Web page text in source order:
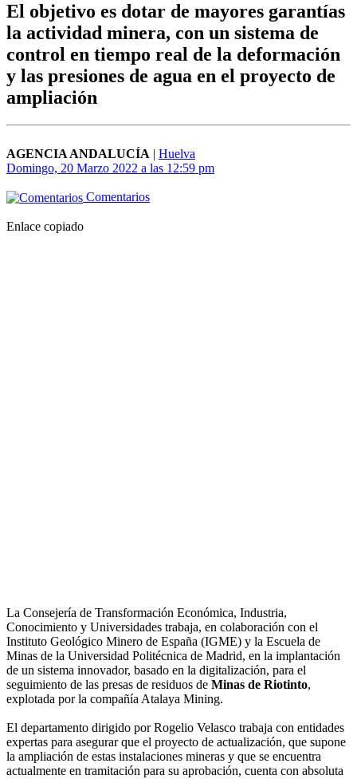
El objetivo es dotar de mayores garantías
la actividad minera, con un sistema de
control en tiempo real de la deformación
y las presiones de agua en el proyecto de
ampliación
AGENCIA ANDALUCÍA | Huelva
Domingo, 20 Marzo 2022 a las 12:59 pm
Comentarios
Enlace copiado
La Consejería de Transformación Económica, Industria,
Conocimiento y Universidades trabaja, en colaboración con el
Instituto Geológico Minero de España (IGME) y la Escuela de
Minas de la Universidad Politécnica de Madrid, en la implantación
de un sistema innovador, basado en la digitalización, para el
seguimiento de las presas de residuos de Minas de Riotinto,
explotada por la compañía Atalaya Mining.
El departamento dirigido por Rogelio Velasco trabaja con entidades
expertas para asegurar que el proyecto de actualización, que supone
la ampliación de estas instalaciones mineras y que se encuentra
actualmente en tramitación para su aprobación, cuenta con absoluta